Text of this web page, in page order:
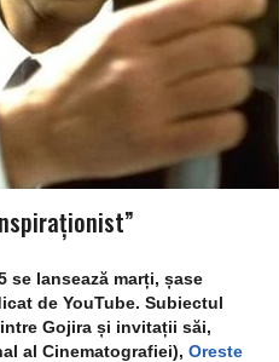
se lansează marți, șase
de YouTube. Subiectul
Gojira și invitații săi,
al Cinematografiei), Oreste